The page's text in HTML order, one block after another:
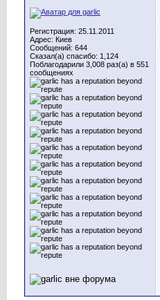
Регистрация: 25.11.2011
Адрес: Киев
Сообщений: 644
Сказал(а) спасибо: 1,124
Поблагодарили 3,008 раз(а) в 551
сообщениях